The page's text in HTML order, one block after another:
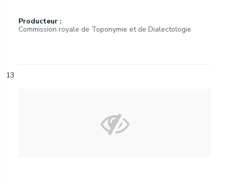
Producteur :
Commission royale de Toponymie et de Dialectologie
13